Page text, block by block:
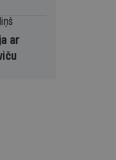
ar